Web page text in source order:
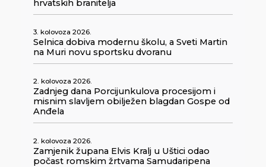
hrvatskih branitelja
3. kolovoza 2026.
Selnica dobiva modernu školu, a Sveti Martin
na Muri novu sportsku dvoranu
2. kolovoza 2026.
Zadnjeg dana Porcijunkulova procesijom i
misnim slavljem obilježen blagdan Gospe od
Anđela
2. kolovoza 2026.
Zamjenik župana Elvis Kralj u Uštici odao
počast romskim žrtvama Samudaripena